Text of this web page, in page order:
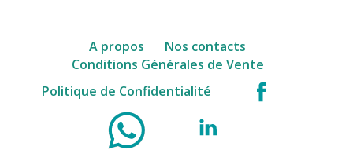
A propos
Nos contacts
Conditions Générales de Vente
Politique de Confidentialité
WhatsApp